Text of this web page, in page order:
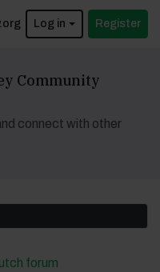
Log in Register
Community
connect with other
forum